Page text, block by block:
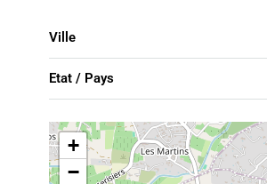
Ville
Etat / Pays
+
−